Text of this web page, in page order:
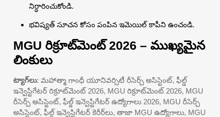
నిర్ధారించుకోండి.
భవిష్యత్ సూచన కోసం పంపిన ఇమెయిల్ కాపీని ఉంచండి.
MGU రిక్రూట్‌మెంట్ 2026 – ముఖ్యమైన
లింకులు
ట్యాగ్‌లు: మహాత్మా గాంధీ యూనివర్సిటీ రీసెర్చ్ అసిస్టెంట్, ఫీల్డ్
ఇన్వెస్టిగేటర్ రిక్రూట్‌మెంట్ 2026, MGU రిక్రూట్‌మెంట్ 2026, MGU
రీసెర్చ్ అసిస్టెంట్, ఫీల్డ్ ఇన్వెస్టిగేటర్ ఉద్యోగాలు 2026, MGU రీసెర్చ్
అసిస్టెంట్, ఫీల్డ్ ఇన్వెస్టిగేటర్ కెరీర్‌లు, తాజా MGU ఉద్యోగాలు, MGU